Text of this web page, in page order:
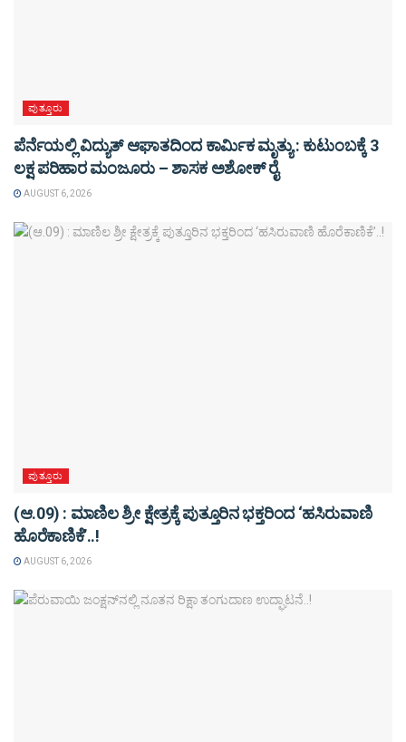
ಪುತ್ತೂರು
ಪೆರ್ನೆಯಲ್ಲಿ ವಿದ್ಯುತ್ ಆಘಾತದಿಂದ ಕಾರ್ಮಿಕ ಮೃತ್ಯು : ಕುಟುಂಬಕ್ಕೆ 3
ಲಕ್ಷ ಪರಿಹಾರ ಮಂಜೂರು – ಶಾಸಕ ಅಶೋಕ್ ರೈ
AUGUST 6, 2026
ಪುತ್ತೂರು
(ಆ.09) : ಮಾಣಿಲ ಶ್ರೀ ಕ್ಷೇತ್ರಕ್ಕೆ ಪುತ್ತೂರಿನ ಭಕ್ತರಿಂದ ‘ಹಸಿರುವಾಣಿ
ಹೊರೆಕಾಣಿಕೆ’..!
AUGUST 6, 2026